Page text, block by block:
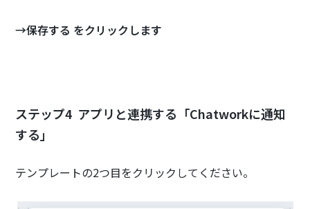
→保存する をクリックします
ステップ4 アプリと連携する「Chatworkに通知
する」
テンプレートの2つ目をクリックしてください。